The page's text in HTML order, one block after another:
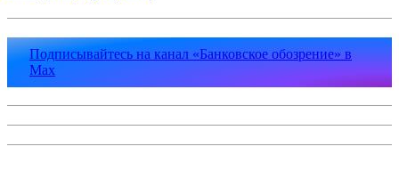
Подписывайтесь на канал «Банковское обозрение» в
Max